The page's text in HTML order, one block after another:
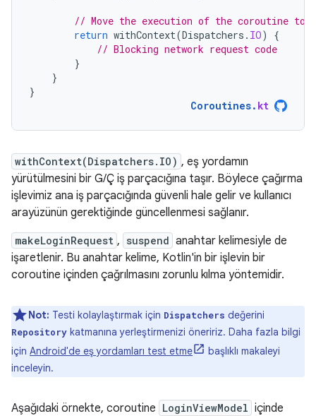
// Move the execution of the coroutine to
return withContext(Dispatchers . IO)
{
// Blocking network request code
}
}
}
Coroutines. kt
withContext(Dispatchers.IO) , eş yordamın
yürütülmesini bir G/Ç iş parçacığına taşır. Böylece çağırma
işlevimiz ana iş parçacığında güvenli hale gelir ve kullanıcı
arayüzünün gerektiğinde güncellenmesi sağlanır.
makeLoginRequest , suspend anahtar kelimesiyle de
işaretlenir. Bu anahtar kelime, Kotlin'in bir işlevin bir
coroutine içinden çağrılmasını zorunlu kılma yöntemidir.
Not: Testi kolaylaştırmak için Dispatchers değerini
Repository katmanına yerleştirmenizi öneririz. Daha fazla bilgi
için Android'de eş yordamları test etme
başlıklı makaleyi
inceleyin.
Aşağıdaki örnekte, coroutine LoginViewModel içinde